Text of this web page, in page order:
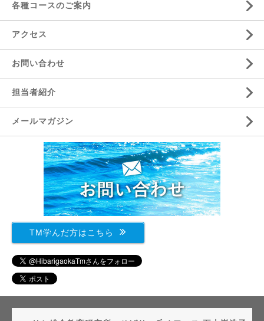
各種コースのご案内
アクセス
お問い合わせ
担当者紹介
メールマガジン
TM学んだ方はこちら